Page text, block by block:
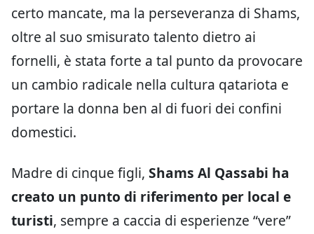
certo mancate, ma la perseveranza di Shams,
oltre al suo smisurato talento dietro ai
fornelli, è stata forte a tal punto da provocare
un cambio radicale nella cultura qatariota e
portare la donna ben al di fuori dei confini
domestici.
Madre di cinque figli, Shams Al Qassabi ha
creato un punto di riferimento per local e
turisti, sempre a caccia di esperienze “vere”